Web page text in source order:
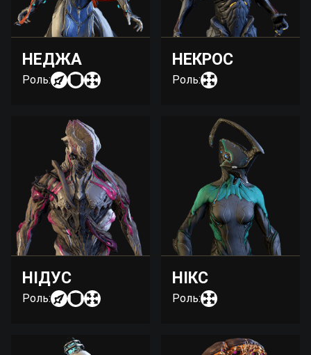
НЕДЖА
Роль:
НЕКРОС
Роль:
НІДУС
Роль:
НІКС
Роль: